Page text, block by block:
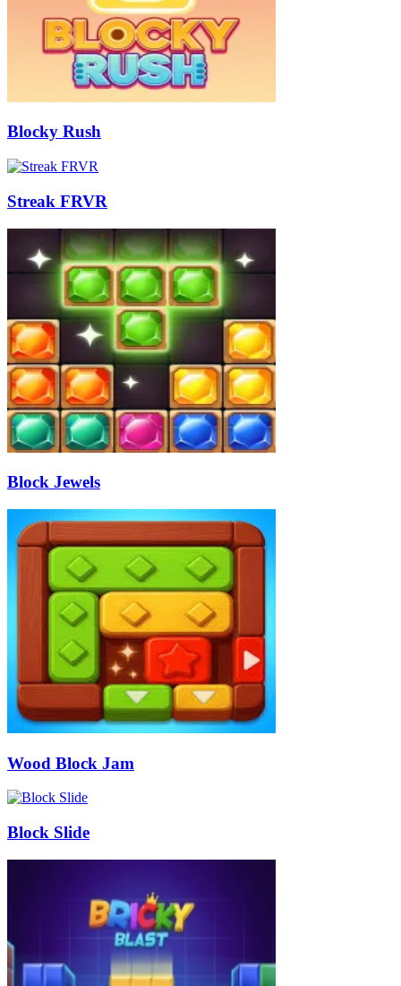
Blocky Rush
Streak FRVR
Block Jewels
Wood Block Jam
Block Slide